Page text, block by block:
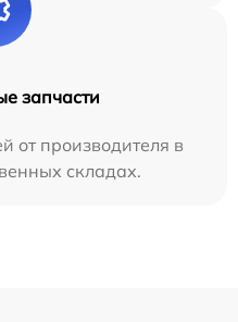
запчасти
от производителя в
складах.